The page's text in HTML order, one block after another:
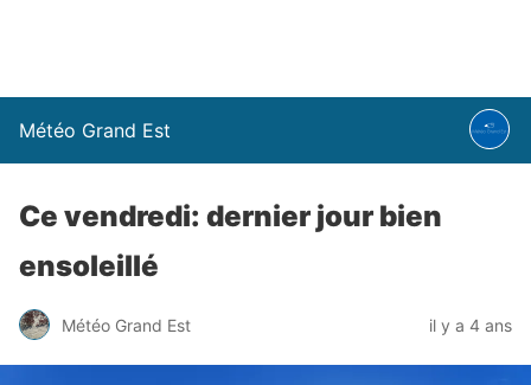
Météo Grand Est
Ce vendredi: dernier jour bien
ensoleillé
Météo Grand Est il y a 4 ans